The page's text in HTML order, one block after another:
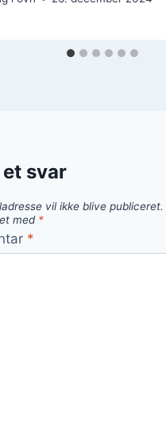
svar
vil ikke blive publiceret.
med *
*